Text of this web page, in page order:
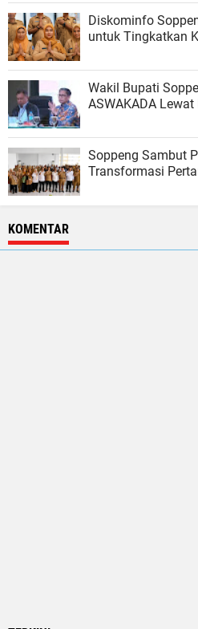
Diskominfo
untuk Tingkatkan
Wakil Bupati
ASWAKADA
Soppeng Sambut
Transformasi
KOMENTAR